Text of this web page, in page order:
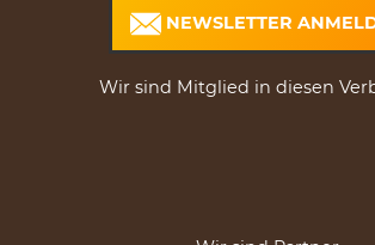
NEWSLETTER
Wir sind Mitglied in diesen